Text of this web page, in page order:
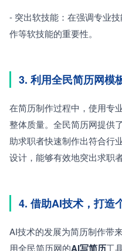
- 突出软技能：在强调专业
作等软技能的重要性。
3. 利用全民简历网模
在简历制作过程中，使用专
整体质量。全民简历网提供
助求职者快速制作出符合行
设计，能够有效地突出求职
4. 借助AI技术，打造
AI技术的发展为简历制作带
用全民简历网的AI写简历工